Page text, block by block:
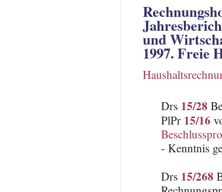
und
1997. Freie
Drs 15/28
PlPr 15/16
- Kenntnis
Drs 15/268